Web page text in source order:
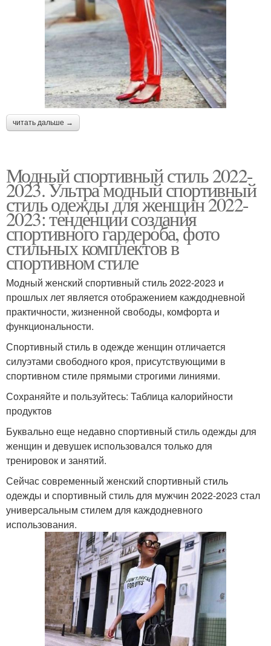
читать дальше →
Модный спортивный стиль 2022-
2023. Ультра модный спортивный
стиль одежды для женщин 2022-
2023: тенденции создания
спортивного гардероба, фото
стильных комплектов в
спортивном стиле
Модный женский спортивный стиль 2022-2023 и
прошлых лет является отображением каждодневной
практичности, жизненной свободы, комфорта и
функциональности.
Спортивный стиль в одежде женщин отличается
силуэтами свободного кроя, присутствующими в
спортивном стиле прямыми строгими линиями.
Сохраняйте и пользуйтесь: Таблица калорийности
продуктов
Буквально еще недавно спортивный стиль одежды для
женщин и девушек использовался только для
тренировок и занятий.
Сейчас современный женский спортивный стиль
одежды и спортивный стиль для мужчин 2022-2023 стал
универсальным стилем для каждодневного
использования.